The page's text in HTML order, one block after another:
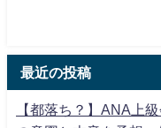
最近の投稿
【都落ち？】ANA上